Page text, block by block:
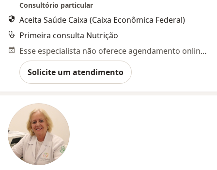
Consultório particular
Aceita Saúde Caixa (Caixa Econômica Federal)
Primeira consulta Nutrição
Esse especialista não oferece agendamento online para esse endereço.
Solicite um atendimento